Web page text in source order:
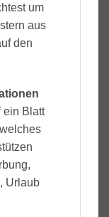
um
aus
den
ein Blatt
Urlaub